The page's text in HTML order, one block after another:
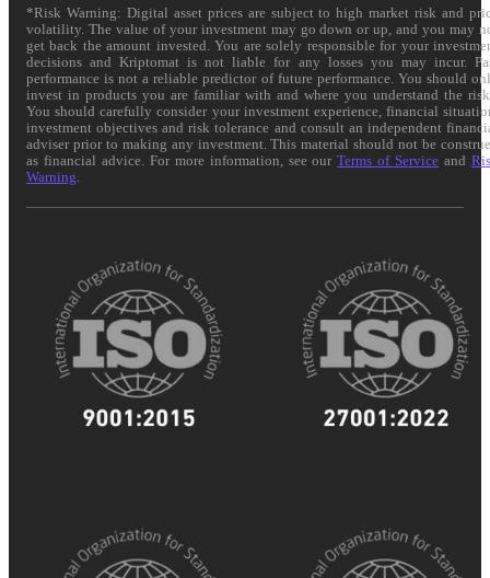
*Risk Warning: Digital asset prices are subject to high market risk and
volatility. The value of your investment may go down or up, and you may
get back the amount invested. You are solely responsible for your
decisions and Kriptomat is not liable for any losses you may incur.
performance is not a reliable predictor of future performance. You should
invest in products you are familiar with and where you understand the
You should carefully consider your investment experience, financial
investment objectives and risk tolerance and consult an independent
adviser prior to making any investment. This material should not be
as financial advice. For more information, see ourTerms of Service and
Warning